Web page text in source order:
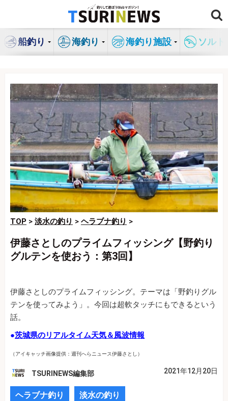
ン
船釣り 海釣り 海釣り施設 ソル
TOP > 淡水の釣り > ヘラブナ釣り >
伊藤さとしのプライムフィッシング【野釣り
グルテンを使おう：第3回】
伊藤さとしのプライムフィッシング。テーマは「野釣りグル
テンを使ってみよう」。今回は超軟タッチにもできるという
話。
●茨城県のリアルタイム天気＆風波情報
（アイキャッチ画像提供：週刊へらニュース伊藤さとし）
TSURINEWS編集部 2021年12月20日
ヘラブナ釣り 淡水の釣り